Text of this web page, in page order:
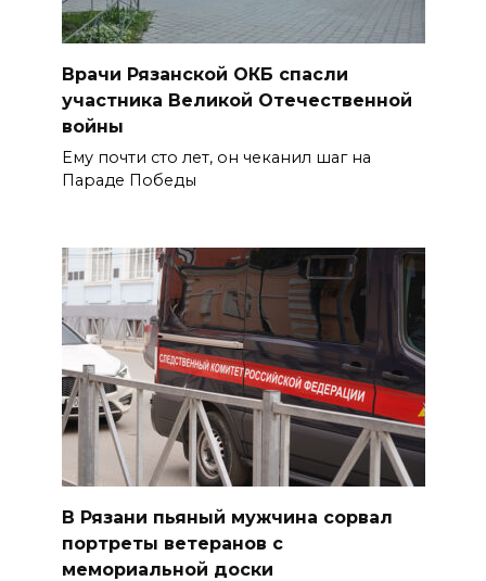
Врачи Рязанской ОКБ спасли
участника Великой Отечественной
войны
Ему почти сто лет, он чеканил шаг на
Параде Победы
В Рязани пьяный мужчина сорвал
портреты ветеранов с
мемориальной доски